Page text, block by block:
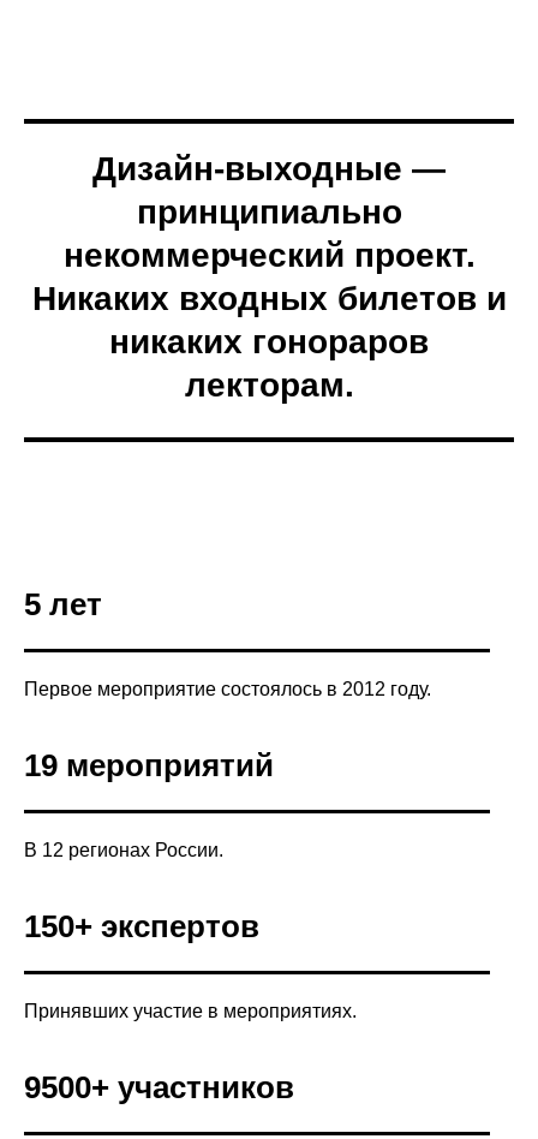
Дизайн-выходные —
принципиально
некоммерческий проект.
Никаких входных билетов и
никаких гонораров
лекторам.
5 лет
Первое мероприятие состоялось в 2012 году.
19 мероприятий
В 12 регионах России.
150+ экспертов
Принявших участие в мероприятиях.
9500+ участников